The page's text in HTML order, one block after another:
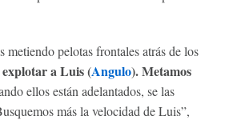
metiendo pelotas frontales atrás de los
explotar a Luis (Angulo). Metamos
ellos están adelantados, se las
más la velocidad de Luis”,